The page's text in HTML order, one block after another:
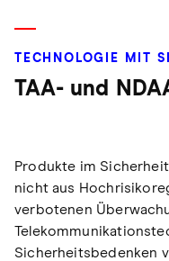
TECHNOLOGIE MIT
TAA- und
Produkte im
nicht aus
verbotenen
Sicherheitsbedenken